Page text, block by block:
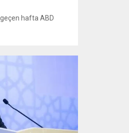
hafta ABD
kararları, Orta
izlenirken, gözler
dışı istihdam
ilişkin haber
sinyaller, teknoloji
önde gelen